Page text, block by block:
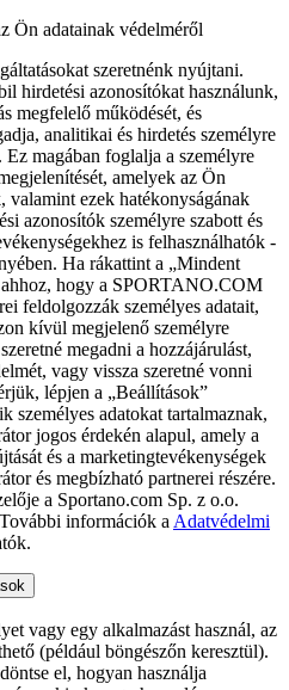
Ön adatainak védelméről
szeretnénk nyújtani.
hirdetési azonosítókat használunk,
megfelelő működését, és
analitikai és hirdetés személyre
magában foglalja a személyre
amelyek az Ön
valamint ezek hatékonyságának
azonosítók személyre szabott és
is felhasználhatók -
Ha rákattint a „Mindent
hogy a SPORTANO.COM
feldolgozzák személyes adatait,
kívül megjelenő személyre
megadni a hozzájárulást,
vagy vissza szeretné vonni
lépjen a „Beállítások”
személyes adatokat tartalmaznak,
jogos érdekén alapul, amely a
és a marketingtevékenységek
és megbízható partnerei részére.
a Sportano.com Sp. z o.o.
információk a Adatvédelmi
vagy egy alkalmazást használ, az
(például böngészőn keresztül).
el, hogyan használja